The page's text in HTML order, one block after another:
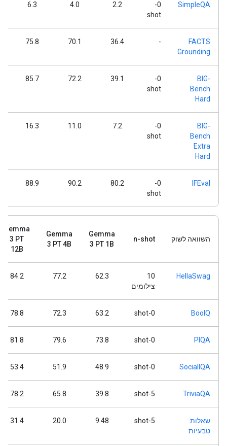
SimpleQA
0-
shot
2.2
4.0
6.3
FACTS
Grounding
-
36.4
70.1
75.8
BIG-
Bench
Hard
0-
shot
39.1
72.2
85.7
BIG-
Bench
Extra
Hard
0-
shot
7.2
11.0
16.3
IFEval
0-
shot
80.2
90.2
88.9
השוואה לשוק n-shot
Gemma
3 PT 1B
Gemma
3 PT 4B
Gemma
3 PT
12B
HellaSwag
10
צילומים
62.3
77.2
84.2
BoolQ
0-shot
63.2
72.3
78.8
PIQA
0-shot
73.8
79.6
81.8
SocialIQA
0-shot
48.9
51.9
53.4
TriviaQA
5-shot
39.8
65.8
78.2
שאלות
טבעיות
5-shot
9.48
20.0
31.4